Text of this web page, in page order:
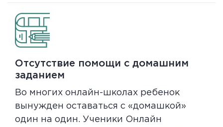
Отсутствие помощи с домашним
заданием
Во многих онлайн-школах ребенок
вынужден оставаться с «домашкой»
один на один. Ученики Онлайн